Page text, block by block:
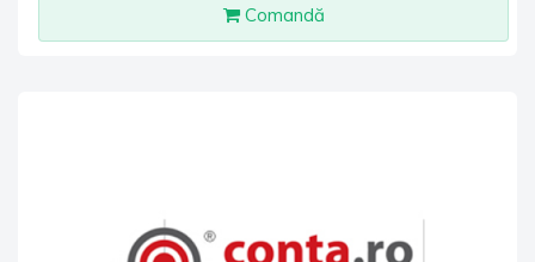
Comandă